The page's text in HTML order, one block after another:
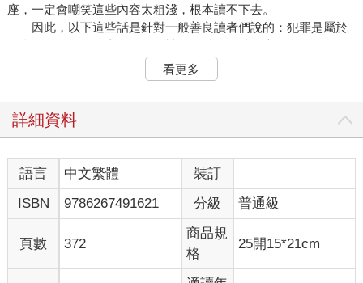
座，一定會嘲笑這些內容太粗淺，根本讀不下去。
因此，以下這些話是針對一般善良讀者們說的：犯罪是屬於
只會做一次的例外事件，一旦被發現以後，就再也不會做第二次
了。如果仔細研究犯罪心理，就會發現這些罪犯平時多半是膽小
懦弱、非常善良的人，卻因為一時怒氣沖天，或受不了誘惑，亦
對此，我要給各位的忠告是，若你只做了一件不道德的行
說得更明白些，我們常聽到一位專情的青年無可救藥地愛上
一個蕩婦，為了掙得更多錢供她花用，於是偷偷把朋友寄放的東
西賣掉；如果還是不夠，甚至不惜去當強盜闖空門。假如這位青
年還有其他兩三個女朋友，絕對不至於落到如此田地。若你有機
會親自和這位專情的青年見上一面，想必會發現，他是一位善體
人意的好青年。這一切都是因為他投注在那蕩婦身上的情愛太過
忠誠道德，以致於光是偷賣別人的物品這單一項背德的行為，便
看更多
詳細資料
語言 中文繁體
裝訂
ISBN
9786267491621 分級 普通級
頁數 372
商品規
格
25開15*21cm